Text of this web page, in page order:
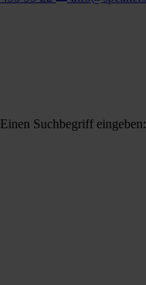
Einen Suchbegriff eingeben: